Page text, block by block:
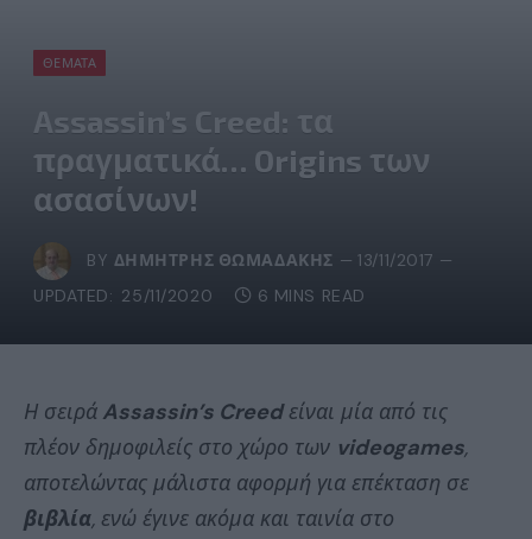
ΘΈΜΑΤΑ
Assassin’s Creed: τα
πραγματικά… Origins των
ασασίνων!
BY ΔΗΜΉΤΡΗΣ ΘΩΜΑΔΆΚΗΣ
13/11/2017
UPDATED: 25/11/2020 6 MINS READ
Η σειρά Assassin’s Creedείναι μία από τις
πλέον δημοφιλείς στο χώρο των videogames,
αποτελώντας μάλιστα αφορμή για επέκταση σε
βιβλία, ενώ έγινε ακόμα και ταινία στο